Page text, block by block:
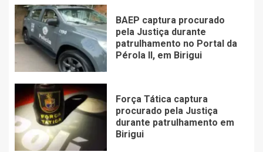
BAEP captura procurado
pela Justiça durante
patrulhamento no Portal da
Pérola ll, em Birigui
Força Tática captura
procurado pela Justiça
durante patrulhamento em
Birigui